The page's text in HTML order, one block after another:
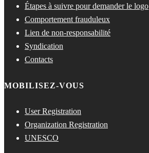
Étapes à suivre pour demander le logo
Comportement frauduleux
Lien de non-responsabilité
Syndication
Contacts
MOBILISEZ-VOUS
User Registration
Organization Registration
UNESCO